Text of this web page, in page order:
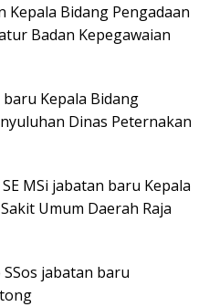
Kepala Bidang Pengadaan
Badan Kepegawaian
Kepala Bidang
Dinas Peternakan
MSi jabatan baru Kepala
Umum Daerah Raja
jabatan baru